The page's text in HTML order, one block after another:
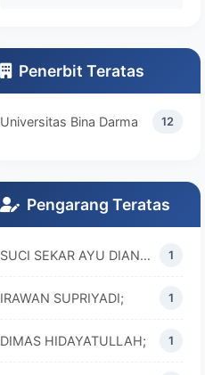
Penerbit Teratas
Universitas Bina Darma 12
Pengarang Teratas
SUCI SEKAR AYU DIAN WALANDARI; 1
IRAWAN SUPRIYADI; 1
DIMAS HIDAYATULLAH; 1